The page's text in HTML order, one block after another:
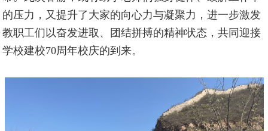
的压力，又提升了大家的向心力与凝聚力，进一步激发
教职工们以奋发进取、团结拼搏的精神状态，共同迎接
学校建校70周年校庆的到来。